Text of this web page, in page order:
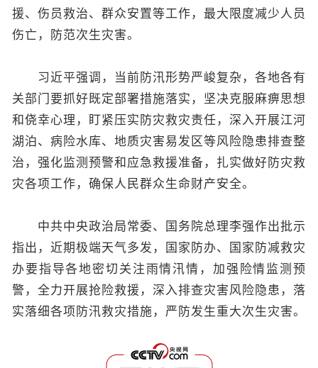
援、伤员救治、群众安置等工作，最大限度减少人员
伤亡，防范次生灾害。
习近平强调，当前防汛形势严峻复杂，各地各有
关部门要抓好既定部署措施落实，坚决克服麻痹思想
和侥幸心理，盯紧压实防灾救灾责任，深入开展江河
湖泊、病险水库、地质灾害易发区等风险隐患排查整
治，强化监测预警和应急救援准备，扎实做好防灾救
灾各项工作，确保人民群众生命财产安全。
中共中央政治局常委、国务院总理李强作出批示
指出，近期极端天气多发，国家防办、国家防减救灾
办要指导各地密切关注雨情汛情，加强险情监测预
警，全力开展抢险救援，深入排查灾害风险隐患，落
实落细各项防汛救灾措施，严防发生重大次生灾害。